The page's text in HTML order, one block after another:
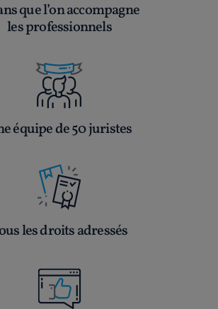
que l’on accompagne
les professionnels
équipe de 50 juristes
les droits adressés